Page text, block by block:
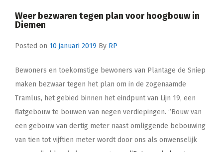
Weer bezwaren tegen plan voor hoogbouw in
Diemen
Posted on 10 januari 2019 By RP
Bewoners en toekomstige bewoners van Plantage de Sniep
maken bezwaar tegen het plan om in de zogenaamde
Tramlus, het gebied binnen het eindpunt van Lijn 19, een
flatgebouw te bouwen van negen verdiepingen. ‘’Bouw van
een gebouw van dertig meter naast omliggende bebouwing
van tien tot vijftien meter wordt door ons als onwenselijk